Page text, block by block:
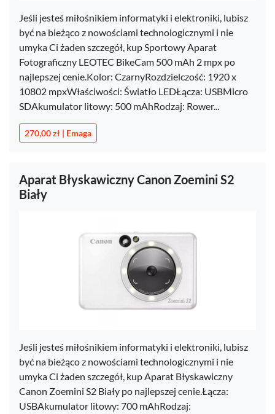
Jeśli jesteś miłośnikiem informatyki i elektroniki, lubisz
być na bieżąco z nowościami technologicznymi i nie
umyka Ci żaden szczegół, kup Sportowy Aparat
Fotograficzny LEOTEC BikeCam 500 mAh 2 mpx po
najlepszej cenie.Kolor: CzarnyRozdzielczość: 1920 x
10802 mpxWłaściwości: Światło LEDŁącza: USBMicro
SDAkumulator litowy: 500 mAhRodzaj: Rower...
270,00 zł | Emaga
Aparat Błyskawiczny Canon Zoemini S2
Biały
Jeśli jesteś miłośnikiem informatyki i elektroniki, lubisz
być na bieżąco z nowościami technologicznymi i nie
umyka Ci żaden szczegół, kup Aparat Błyskawiczny
Canon Zoemini S2 Biały po najlepszej cenie.Łącza:
USBAkumulator litowy: 700 mAhRodzaj: